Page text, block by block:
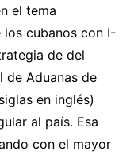
el tema
los cubanos con I-
de del
de Aduanas de
en inglés)
al país. Esa
con el mayor